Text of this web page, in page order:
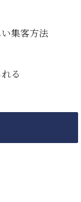
集客方法
る